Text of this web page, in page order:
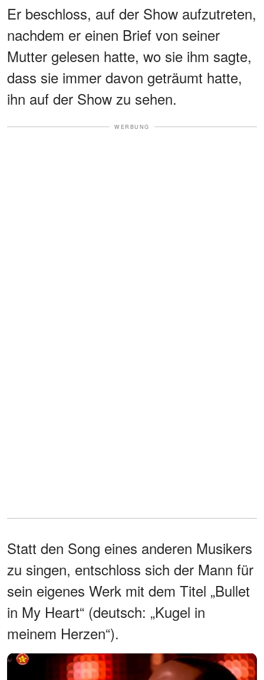
Er beschloss, auf der Show aufzutreten,
nachdem er einen Brief von seiner
Mutter gelesen hatte, wo sie ihm sagte,
dass sie immer davon geträumt hatte,
ihn auf der Show zu sehen.
WERBUNG
Statt den Song eines anderen Musikers
zu singen, entschloss sich der Mann für
sein eigenes Werk mit dem Titel „Bullet
in My Heart“ (deutsch: „Kugel in
meinem Herzen“).